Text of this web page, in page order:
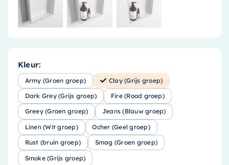
Kleur:
Army (Groen groep) Clay (Grijs groep)
Dark Grey (Grijs groep) Fire (Rood groep)
Greey (Groen groep) Jeans (Blauw groep)
Linen (Wit groep) Ocher (Geel groep)
Rust (bruin groep) Smag (Groen groep)
Smoke (Grijs groep)